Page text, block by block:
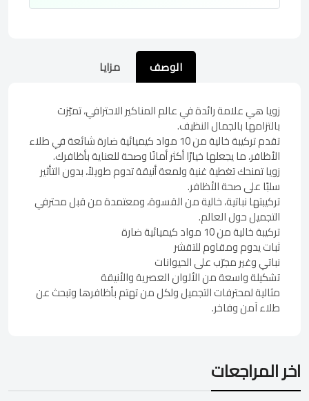
الوصف مزايا
زويا هي علامة رائدة في عالم المناكير الاحترافي، تميّزت
بالتزامها بالجمال النظيف.
تقدم تركيبة خالية من 10 مواد كيميائية ضارة شائعة في طلاء
الأظافر، ما يجعلها خيارًا أكثر أمانًا وصحة للعناية بأظافرك.
زويا تمنحك تغطية غنية ولمعة أنيقة تدوم طويلاً، بدون التأثير
سلبًا على صحة الأظافر.
تركيبتها نباتية، خالية من القسوة، ومعتمدة من قبل محترفي
التجميل حول العالم.
تركيبة خالية من 10 مواد كيميائية ضارة
ثبات يدوم ومقاوم للتقشر
نباتي وغير مجرّب على الحيوانات
تشكيلة واسعة من الألوان العصرية والأنيقة
مثالية لمحترفات التجميل ولكل من تهتم بأظافرها وتبحث عن
طلاء آمن وفاخر.
اخر المراجعات